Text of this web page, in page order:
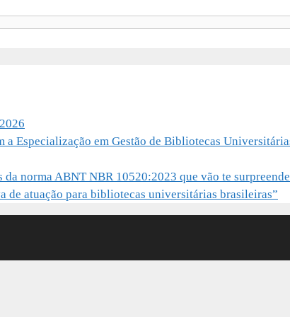
a Especialização em Gestão de Bibliotecas
norma ABNT NBR 10520:2023 que vão te
de atuação para bibliotecas universitárias brasileiras”